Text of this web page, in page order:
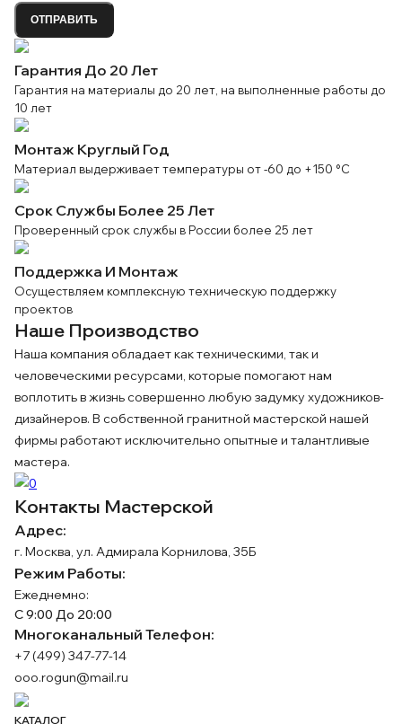
ОТПРАВИТЬ
Гарантия До 20 Лет
Гарантия на материалы до 20 лет, на выполненные работы до
10 лет
Монтаж Круглый Год
Материал выдерживает температуры от -60 до +150 °C
Срок Службы Более 25 Лет
Проверенный срок службы в России более 25 лет
Поддержка И Монтаж
Осуществляем комплексную техническую поддержку
проектов
Наше Производство
Наша компания обладает как техническими, так и
человеческими ресурсами, которые помогают нам
воплотить в жизнь совершенно любую задумку художников-
дизайнеров. В собственной гранитной мастерской нашей
фирмы работают исключительно опытные и талантливые
мастера.
Контакты Мастерской
Адрес:
г. Москва, ул. Адмирала Корнилова, 35Б
Режим Работы:
Ежеднемно:
С 9:00 До 20:00
Многоканальный Телефон:
+7 (499) 347-77-14
ooo.rogun@mail.ru
КАТАЛОГ